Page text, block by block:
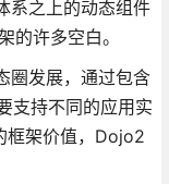
系之上的动态组件
许多空白。
圈发展，通过包含
支持不同的应用实
框架价值，Dojo2